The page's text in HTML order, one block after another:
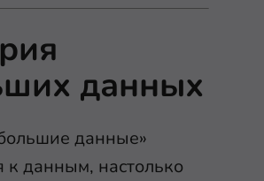
данных
данные»
к данным, настолько